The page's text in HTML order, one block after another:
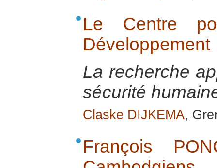
Le Centre
Développement
La recherche
sécurité
Claske DIJKEMA,
François